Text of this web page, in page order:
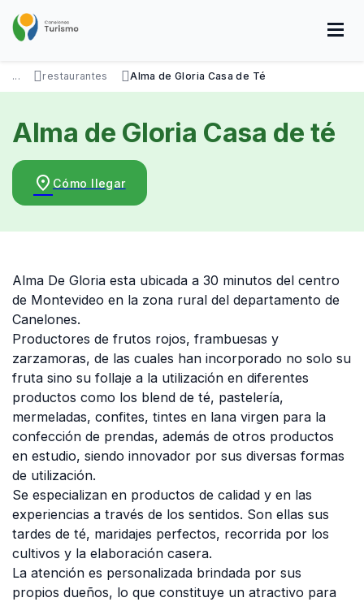
contenido
SOBRE NOSOTROS
DISFRUTÁ
VISITÁ
DATOS ÚTILES
... restaurantes Alma de Gloria Casa de Té
Alma de Gloria Casa de té
place Cómo llegar
Alma De Gloria esta ubicada a 30 minutos del centro
de Montevideo en la zona rural del departamento de
Canelones.
Productores de frutos rojos, frambuesas y
zarzamoras, de las cuales han incorporado no solo su
fruta sino su follaje a la utilización en diferentes
productos como los blend de té, pastelería,
mermeladas, confites, tintes en lana virgen para la
confección de prendas, además de otros productos
en estudio, siendo innovador por sus diversas formas
de utilización.
Se especializan en productos de calidad y en las
experiencias a través de los sentidos. Son ellas sus
tardes de té, maridajes perfectos, recorrida por los
cultivos y la elaboración casera.
La atención es personalizada brindada por sus
propios dueños, lo que constituye un atractivo para